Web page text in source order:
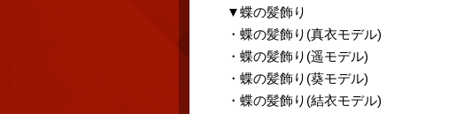
▼蝶の髪飾り
・蝶の髪飾り(真衣モデル)
・蝶の髪飾り(遥モデル)
・蝶の髪飾り(葵モデル)
・蝶の髪飾り(結衣モデル)